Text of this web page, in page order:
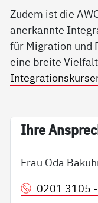
Zudem ist die
anerkannte
für Migration und
eine breite
Ih­re
Frau Oda
0201 3105